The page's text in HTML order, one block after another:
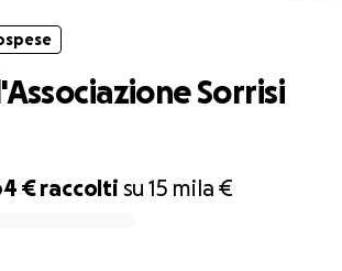
€raccolti su 15 mila €
Sorrisi